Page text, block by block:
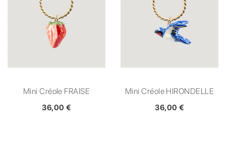
Mini Créole FRAISE
36,00 €
Mini Créole HIRONDELLE
36,00 €